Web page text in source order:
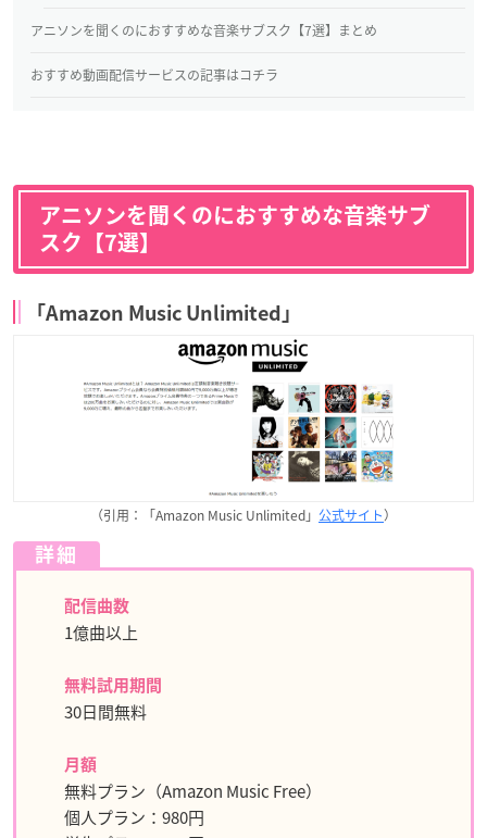
アニソンを聞くのにおすすめな音楽サブスク【7選】まとめ
おすすめ動画配信サービスの記事はコチラ
アニソンを聞くのにおすすめな音楽サブ
スク【7選】
「Amazon Music Unlimited」
（引用：「Amazon Music Unlimited」 公式サイト）
詳細
配信曲数
1億曲以上
無料試用期間
30日間無料
月額
無料プラン（Amazon Music Free）
個人プラン：980円